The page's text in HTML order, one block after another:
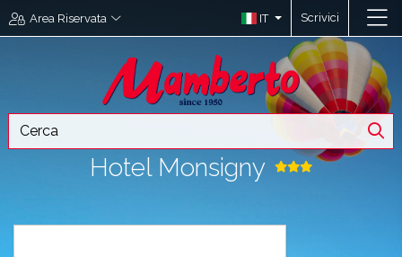
Area Riservata IT Scrivici
Hotel Monsigny